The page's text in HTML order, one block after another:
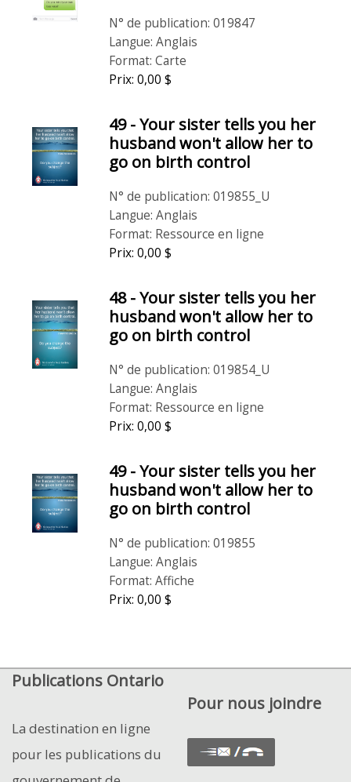
N° de publication: 019847
Langue: Anglais
Format: Carte
Prix: 0,00 $
49 - Your sister tells you her
husband won't allow her to
go on birth control
N° de publication: 019855_U
Langue: Anglais
Format: Ressource en ligne
Prix: 0,00 $
48 - Your sister tells you her
husband won't allow her to
go on birth control
N° de publication: 019854_U
Langue: Anglais
Format: Ressource en ligne
Prix: 0,00 $
49 - Your sister tells you her
husband won't allow her to
go on birth control
N° de publication: 019855
Langue: Anglais
Format: Affiche
Prix: 0,00 $
Publications Ontario
La destination en ligne
pour les publications du
Pour nous joindre